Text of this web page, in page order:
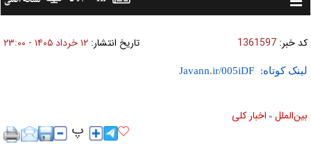
Toggle
کد خبر: 1361597 تاریخ انتشار: ۱۲ خرداد ۱۴۰۵ - ۲۳:۰۰
لینک کوتاه:
بين‌الملل » اخبار كلی